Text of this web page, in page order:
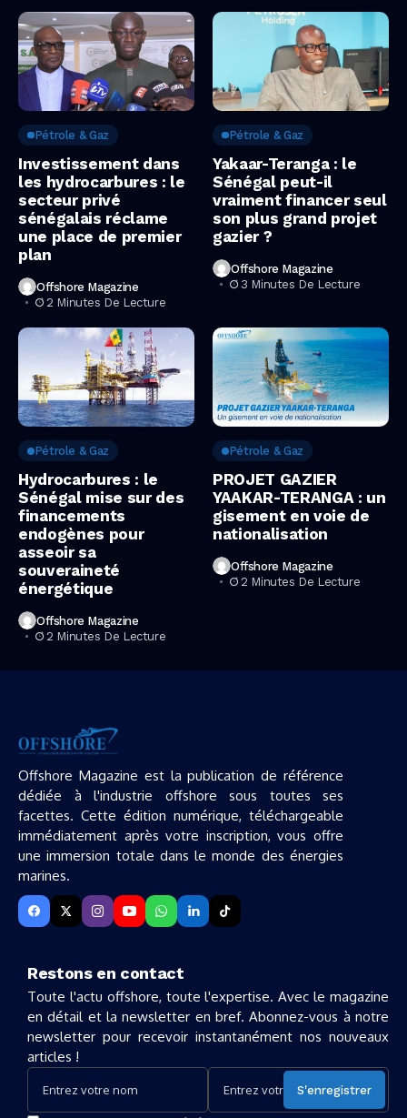
Pétrole & Gaz
Investissement dans
les hydrocarbures : le
secteur privé
sénégalais réclame
une place de premier
plan
Offshore Magazine
2 Minutes De Lecture
Pétrole & Gaz
Yakaar-Teranga : le
Sénégal peut-il
vraiment financer seul
son plus grand projet
gazier ?
Offshore Magazine
3 Minutes De Lecture
Pétrole & Gaz
Hydrocarbures : le
Sénégal mise sur des
financements
endogènes pour
asseoir sa
souveraineté
énergétique
Offshore Magazine
2 Minutes De Lecture
Pétrole & Gaz
PROJET GAZIER
YAAKAR-TERANGA : un
gisement en voie de
nationalisation
Offshore Magazine
2 Minutes De Lecture
Offshore Magazine est la publication de référence
dédiée à l'industrie offshore sous toutes ses
facettes. Cette édition numérique, téléchargeable
immédiatement après votre inscription, vous offre
une immersion totale dans le monde des énergies
marines.
Restons en contact
Toute l'actu offshore, toute l'expertise. Avec le magazine
en détail et la newsletter en bref. Abonnez-vous à notre
newsletter pour recevoir instantanément nos nouveaux
articles !